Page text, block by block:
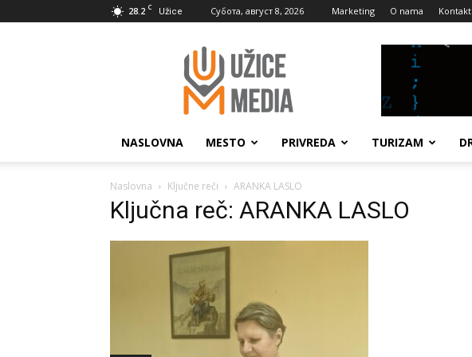
28.2 C Užice Субота, август 8, 2026 Marketing O nama Kontakt
UžiceMedia
NASLOVNA MESTO PRIVREDA TURIZAM
Naslovna Ključne reči ARANKA LASLO
Ključna reč: ARANKA LASLO